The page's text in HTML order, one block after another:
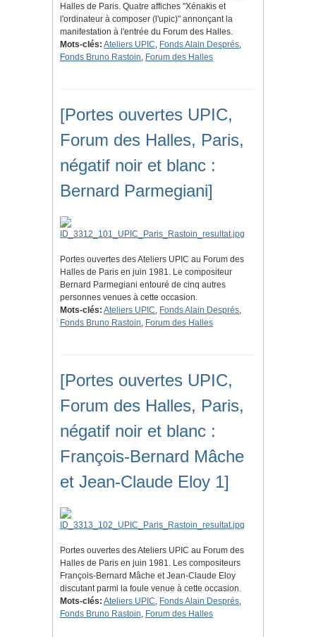
Halles de Paris. Quatre affiches "Xénakis et
l'ordinateur à composer (l'upic)" annonçant la
manifestation à l'entrée du Forum des Halles.
Mots-clés: Ateliers UPIC, Fonds Alain Després,
Fonds Bruno Rastoin, Forum des Halles
[Portes ouvertes UPIC,
Forum des Halles, Paris,
négatif noir et blanc :
Bernard Parmegiani]
Portes ouvertes des Ateliers UPIC au Forum des
Halles de Paris en juin 1981. Le compositeur
Bernard Parmegiani entouré de cinq autres
personnes venues à cette occasion.
Mots-clés: Ateliers UPIC, Fonds Alain Després,
Fonds Bruno Rastoin, Forum des Halles
[Portes ouvertes UPIC,
Forum des Halles, Paris,
négatif noir et blanc :
François-Bernard Mâche
et Jean-Claude Eloy 1]
Portes ouvertes des Ateliers UPIC au Forum des
Halles de Paris en juin 1981. Les compositeurs
François-Bernard Mâche et Jean-Claude Eloy
discutant parmi la foule venue à cette occasion.
Mots-clés: Ateliers UPIC, Fonds Alain Després,
Fonds Bruno Rastoin, Forum des Halles